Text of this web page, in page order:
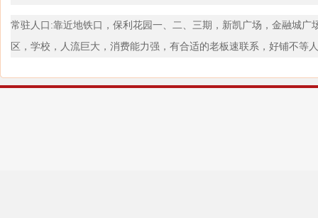
常驻人口:靠近地铁口，保利花园一、二、三期，新凯广场，金融城
区，学校，人流巨大，消费能力强，有合适的老板速联系，好铺不等人